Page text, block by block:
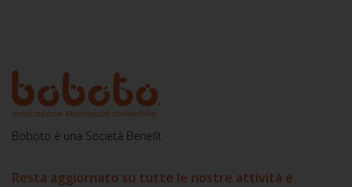
Boboto è una Società Benefit
Resta aggiornato su tutte le nostre attività e